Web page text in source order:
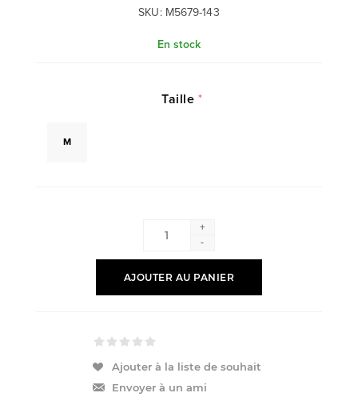
SKU: M5679-143
En stock
Taille *
M
+
-
AJOUTER AU PANIER
Ajouter à la liste de souhait
Envoyer à un ami